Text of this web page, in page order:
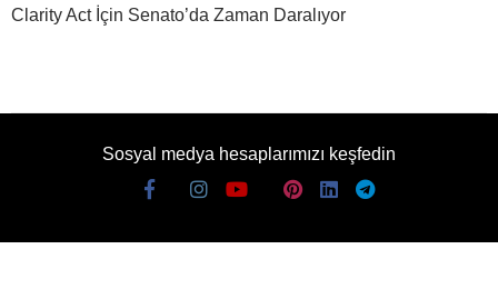
Clarity Act İçin Senato’da Zaman Daralıyor
Sosyal medya hesaplarımızı keşfedin